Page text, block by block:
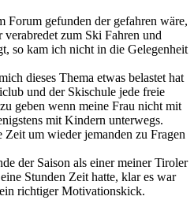
Forum gefunden der gefahren wäre,
zum Ski Fahren und
so kam ich nicht in die Gelegenheit
dieses Thema etwas belastet hat
und der Skischule jede freie
geben wenn meine Frau nicht mit
mit Kindern unterwegs.
um wieder jemanden zu Fragen
der Saison als einer meiner Tiroler
Stunden Zeit hatte, klar es war
richtiger Motivationskick.